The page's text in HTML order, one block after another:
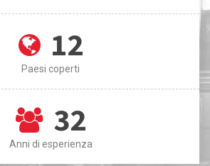
12
Paesi coperti
32
Anni di esperienza